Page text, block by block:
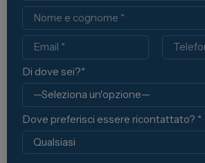
Nome
Email Telefono
Di dove sei?*
Dove preferisci essere ricontattato? *